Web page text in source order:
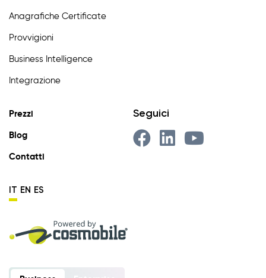
Anagrafiche Certificate
Provvigioni
Business Intelligence
Integrazione
Prezzi
Blog
Contatti
IT EN ES
Seguici